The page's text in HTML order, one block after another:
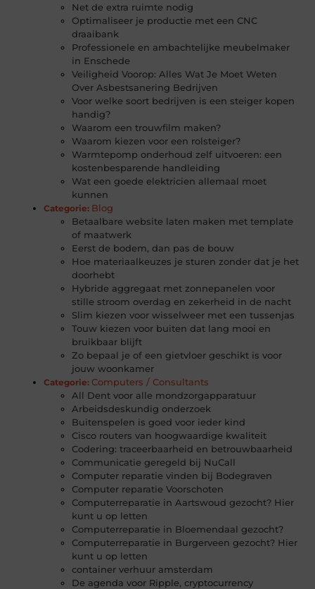
Net de extra ruimte nodig
Optimaliseer je productie met een CNC
draaibank
Professionele en ambachtelijke meubelmaker
in Enschede
Veiligheid Voorop: Alles Wat Je Moet Weten
Over Asbestsanering Bedrijven
Voor welke soort bedrijven is een steiger kopen
handig?
Waarom een trouwfilm maken?
Waarom kiezen voor een rolsteiger?
Warmtepomp onderhoud zelf uitvoeren: een
kostenbesparende handleiding
Wat een goede elektricien allemaal moet
kunnen
Categorie: Blog
Betaalbare website laten maken met template
of maatwerk
Eerst de bodem, dan pas de bouw
Hoe materiaalkeuzes je sturen zonder dat je het
doorhebt
Hybride aggregaat met zonnepanelen voor
stille stroom overdag en zekerheid in de nacht
Slim kiezen voor wisselweer met een tussenjas
Touw kiezen voor buiten dat lang mooi en
bruikbaar blijft
Zo bepaal je of een gietvloer geschikt is voor
jouw woonkamer
Categorie: Computers / Consultants
All Dent voor alle mondzorgapparatuur
Arbeidsdeskundig onderzoek
Buitenspelen is goed voor ieder kind
Cisco routers van hoogwaardige kwaliteit
Codering: traceerbaarheid en betrouwbaarheid
Communicatie geregeld bij NuCall
Computer reparatie vinden bij Bodegraven
Computer reparatie Voorschoten
Computerreparatie in Aartswoud gezocht? Hier
kunt u op letten
Computerreparatie in Bloemendaal gezocht?
Computerreparatie in Burgerveen gezocht? Hier
kunt u op letten
container verhuur amsterdam
De agenda voor Ripple, cryptocurrency